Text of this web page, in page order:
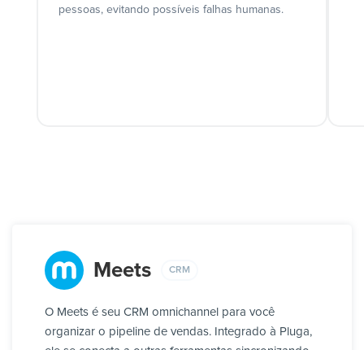
pessoas, evitando possíveis falhas humanas.
Meets CRM
O Meets é seu CRM omnichannel para você
organizar o pipeline de vendas. Integrado à Pluga,